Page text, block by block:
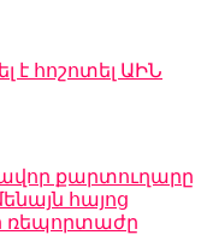
է հոշոտել ԱԻՆ
քարտուղարը
հայոց
ռեպորտաժը